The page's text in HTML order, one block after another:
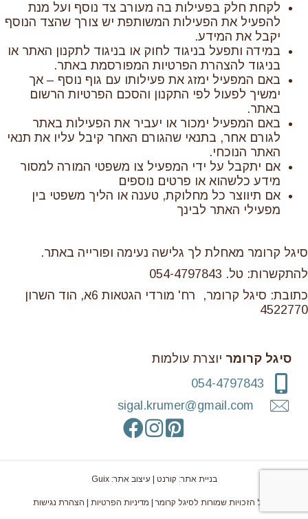
לקחת חלק בפעילות בה מעורב צד נוסף ועל מנת
להפעיל את הפעילות המשותפת יש צורך שהצד הנוסף
יקבל את המידע.
במידה ותפעל בניגוד לחוק או בניגוד לתקנון האתר או
בניגוד להצהרת הפרטיות המפורסמת באתר.
באם המפעיל ימזג את פעילותו עם גוף נוסף – אך
ימשיך לפעול לפי התקנון והסכם הפרטיות הרשום
באתר.
באם המפעיל ימכור או יעביר את הפעילות באתר
לגורם אחר, בתנאי שהגורם האחר קיבל עליו את תנאי
האתר הנוכחי.
אם יתקבל על ידי המפעיל צו משפטי המורה למסור
מידע כלשהוא או פרטים נוספים
אם תיווצר כל מחלוקת, טענה או הליך משפטי בין
מפעילי האתר לבינך
סיגל קרומר מאחלת לך גלישה נעימה ופורייה באתר.
להתקשרות: טל. 054-4797843
כתובת: סיגל קרומר, רח' מורדי הגטאות 6א, הוד השרון
4522770
סיגל קרומר יוצרת עולמות
054-4797843
sigal.krumer@gmail.com
בניית אתר: קורנט | עיצוב אתר: Guix
© כל הזכויות שמורות לסיגל קרומר | מדיניות הפרטיות הצהרת נגישות